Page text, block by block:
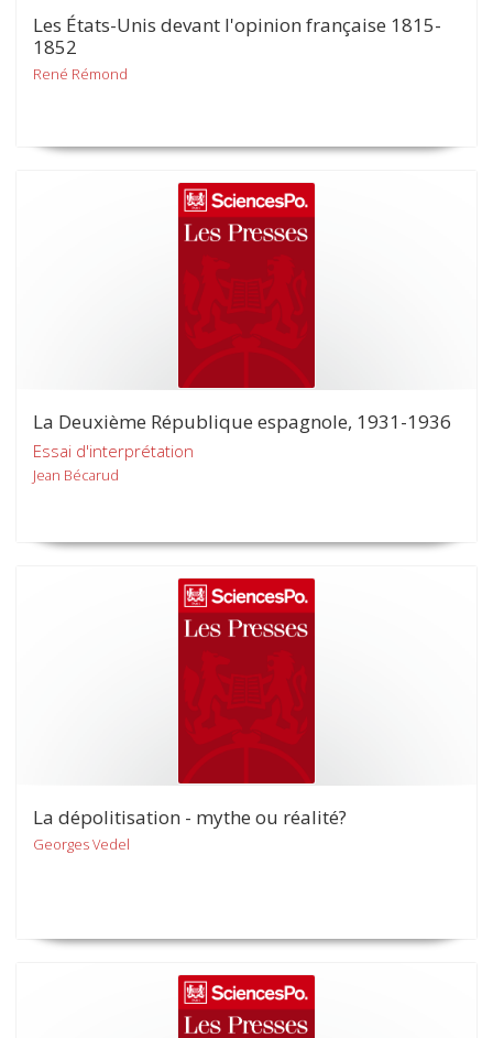
Les États-Unis devant l'opinion française 1815-
1852
René Rémond
La Deuxième République espagnole, 1931-1936
Essai d'interprétation
Jean Bécarud
La dépolitisation - mythe ou réalité?
Georges Vedel